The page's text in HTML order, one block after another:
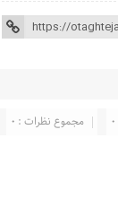
مجموع نظرات : 0